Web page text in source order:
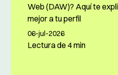
Web (DAW)? Aquí te
mejor a tu perfil
06-jul-2026
Lectura de4 min